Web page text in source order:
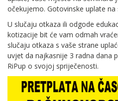
očekujemo. Gotovinske uplate
U slučaju otkaza ili odgode
kotizacije bit će vam odmah
slučaju otkaza s vaše strane
uvjet da najkasnije 3 radna dana
RiPup o svojoj spriječenosti.